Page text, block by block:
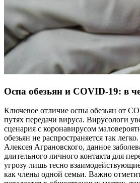
Оспа обезьян и COVID-19: в
Ключевое отличие оспы обезьян от
путях передачи вируса. Вирусологи
сценария с коронавирусом
обезьян не распространяется так
Алексея Аграновского, данное
длительного личного контакта для
угрозу лишь тесно
как члены одной семьи. Важно